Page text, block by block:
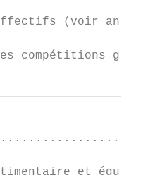
(voir
compétitions
et